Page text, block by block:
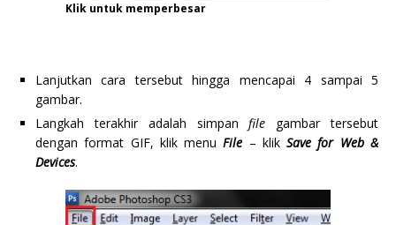
Klik untuk memperbesar
Lanjutkan cara tersebut hingga mencapai 4 sampai 5
gambar.
Langkah terakhir adalah simpanfile gambar tersebut
dengan format GIF, klik menuFile – klikSave for Web &
Devices.